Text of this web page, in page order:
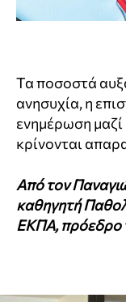
Τα ποσοστά
ανησυχία, η
ενημέρωση μαζί
κρίνονται
Από τον
καθηγητή
ΕΚΠΑ, πρόεδρο